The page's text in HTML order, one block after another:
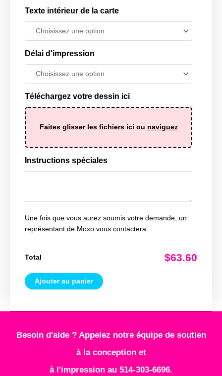
Texte intérieur de la carte
Délai d'impression
Téléchargez votre dessin ici
Faites glisser les fichiers ici ou naviguez
Instructions spéciales
Une fois que vous aurez soumis votre demande, un
représentant de Moxo vous contactera.
Total $63.60
Ajouter au panier
Besoin d'aide ? Appelez notre équipe de soutien
à la conception et
à l'impression au 514-303-6696.